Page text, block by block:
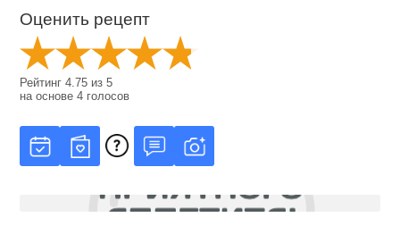
Оценить рецепт
Рейтинг4.75 из5
на основе4 голосов